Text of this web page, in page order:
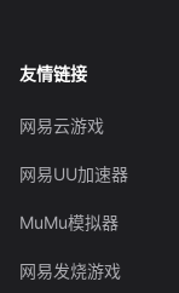
友情链接
网易云游戏
网易UU加速器
MuMu模拟器
网易发烧游戏